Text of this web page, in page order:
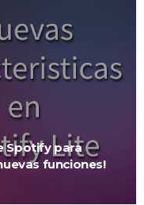
Spotify para
funciones!